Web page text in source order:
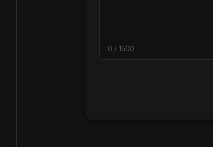
0 / 1500